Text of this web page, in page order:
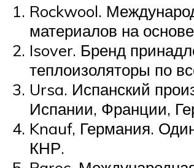
Rockwool.
материалов на
Isover. Бренд
теплоизоляторы по
Ursa. Испанский
Испании, Франции,
Knauf, Германия.
КНР.